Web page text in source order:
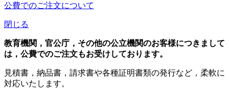
公費でのご注文について
閉じる
教育機関，官公庁，その他の公立機関のお客様につきまして
は，公費でのご注文もお受けしております。
見積書，納品書，請求書や各種証明書類の発行など，柔軟に
対応いたします。